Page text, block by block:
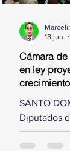
Cámara de
en ley
SANTO
Diputados
convirtió
aprobarlo
18 jun